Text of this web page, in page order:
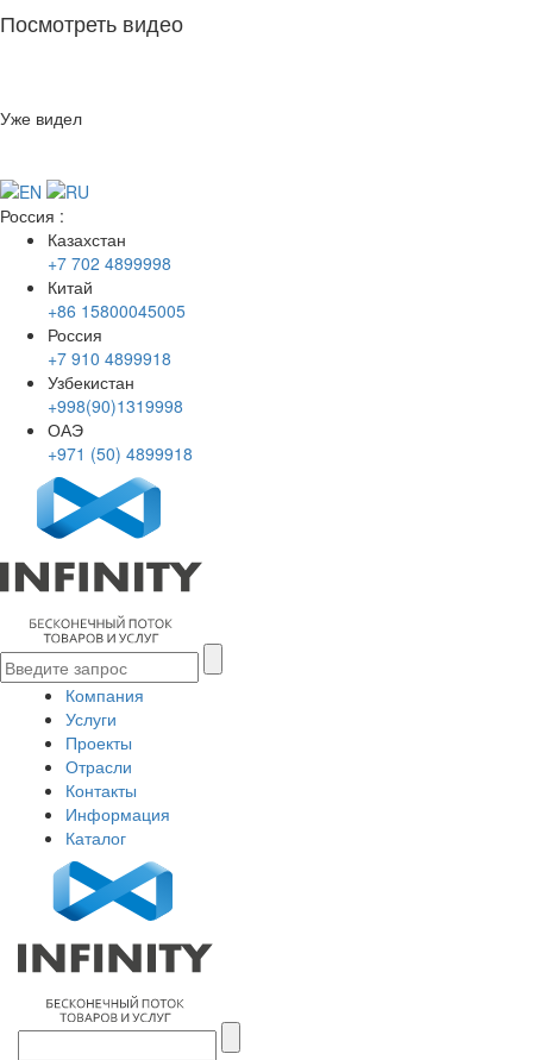
Посмотреть видео
Уже видел
Россия :
Казахстан
+7 702 4899998
Китай
+86 15800045005
Россия
+7 910 4899918
Узбекистан
+998(90)1319998
ОАЭ
+971 (50) 4899918
Компания
Услуги
Проекты
Отрасли
Контакты
Информация
Каталог